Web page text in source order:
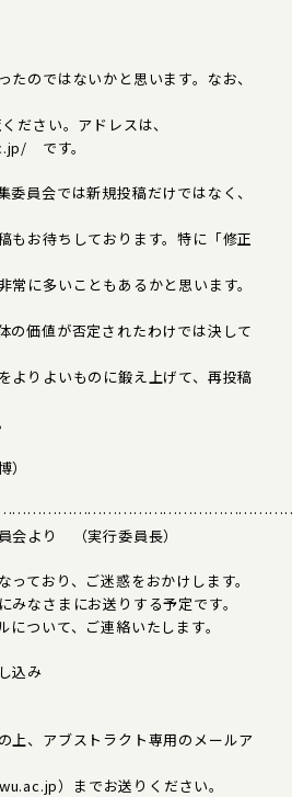
たのではないかと思います。なお、
ださい。アドレスは、
です。
委員会では新規投稿だけではなく、
もお待ちしております。特に「修正
常に多いこともあるかと思います。
の価値が否定されたわけでは決して
よりよいものに鍛え上げて、再投稿
より （実行委員長）
ており、ご迷惑をおかけします。
みなさまにお送りする予定です。
ついて、ご連絡いたします。
込み
、アブストラクト専用のメールア
）までお送りください。